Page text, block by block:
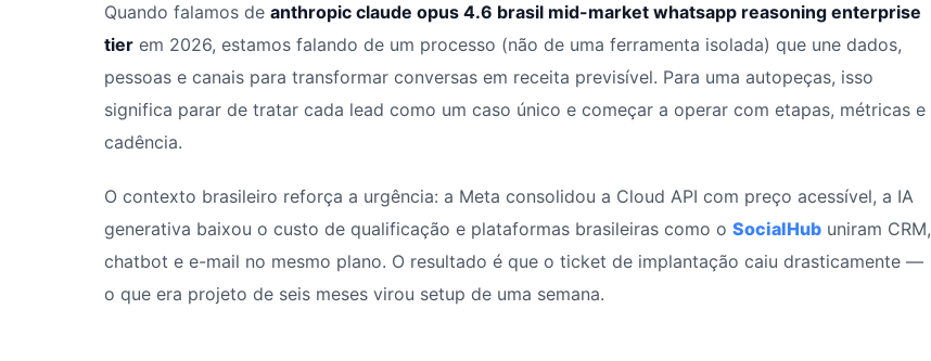
Quando falamos de anthropic claude opus 4.6 brasil mid-market whatsapp reasoning enterprise
tier em 2026, estamos falando de um processo (não de uma ferramenta isolada) que une dados,
pessoas e canais para transformar conversas em receita previsível. Para uma autopeças, isso
significa parar de tratar cada lead como um caso único e começar a operar com etapas, métricas e
cadência.
O contexto brasileiro reforça a urgência: a Meta consolidou a Cloud API com preço acessível, a IA
generativa baixou o custo de qualificação e plataformas brasileiras como o SocialHub uniram CRM,
chatbot e e-mail no mesmo plano. O resultado é que o ticket de implantação caiu drasticamente —
o que era projeto de seis meses virou setup de uma semana.